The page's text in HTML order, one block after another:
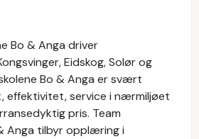
Bo & Anga driver
Eidskog, Solør og
Bo & Anga er svært
effektivitet, service i nærmiljøet
pris. Team
Anga tilbyr opplæring i